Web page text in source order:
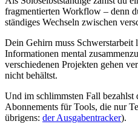
fragmentierten Workflow – denn
ständiges Wechseln zwischen
Dein Gehirn muss Schwerstarbeit
Informationen mental
verschiedenen Projekten gehen
nicht behältst.
Und im schlimmsten Fall bezahlst
Abonnements für Tools, die nur
übrigens: der Ausgabentracker).